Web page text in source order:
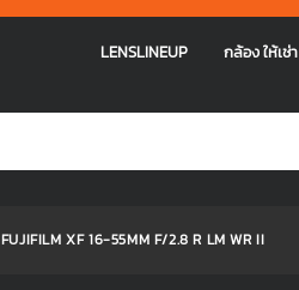
LENSLINEUP กล้อง ให้เช่า
FUJIFILM XF 16-55MM F/2.8 R LM WR II